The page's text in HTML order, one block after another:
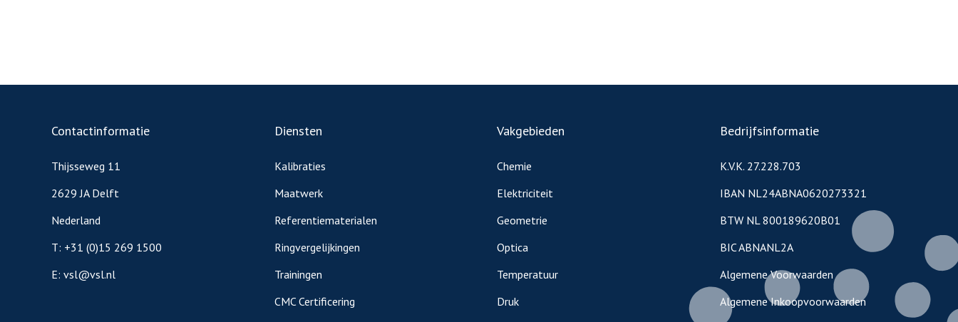
Contactinformatie
Thijsseweg 11
2629 JA Delft
Nederland
T: +31 (0)15 269 1500
E: vsl@vsl.nl
Diensten
Kalibraties
Maatwerk
Referentiematerialen
Ringvergelijkingen
Trainingen
CMC Certificering
Vakgebieden
Chemie
Elektriciteit
Geometrie
Optica
Temperatuur
Druk
Bedrijfsinformatie
K.V.K. 27.228.703
IBAN NL24ABNA0620273321
BTW NL 800189620B01
BIC ABNANL2A
Algemene Voorwaarden
Algemene Inkoopvoorwaarden